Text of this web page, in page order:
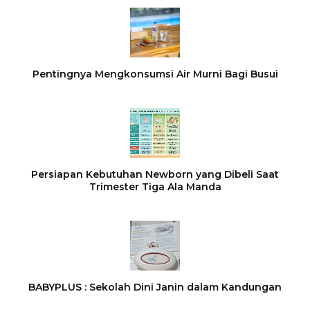
Pentingnya Mengkonsumsi Air Murni Bagi Busui
Persiapan Kebutuhan Newborn yang Dibeli Saat
Trimester Tiga Ala Manda
BABYPLUS : Sekolah Dini Janin dalam Kandungan